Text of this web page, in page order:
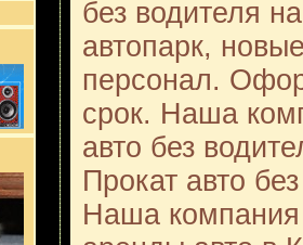
без водителя
автопарк,
персонал.
срок. Наша
авто без
Прокат авто
Наша компания